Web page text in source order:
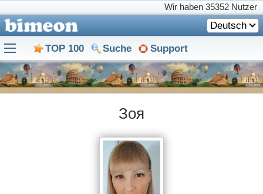
Wir haben 35352 Nutzer
Deutsch
TOP 100 Suche Support
Зоя